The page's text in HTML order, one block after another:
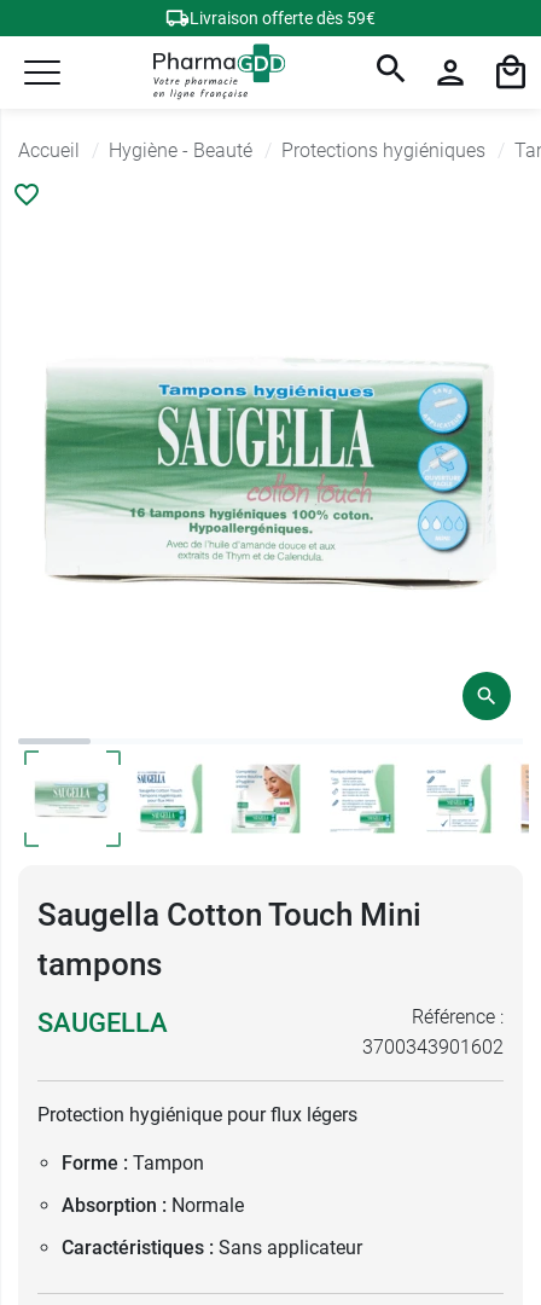
Livraison offerte dès 59€
Accueil Hygiène - Beauté Protections hygiéniques
Saugella Cotton Touch Mini
tampons
SAUGELLA
Référence :
3700343901602
Protection hygiénique pour flux légers
Forme : Tampon
Absorption : Normale
Caractéristiques : Sans applicateur